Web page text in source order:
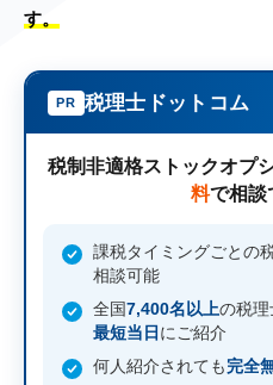
す。
PR 税理士ドットコム
税制非適格ストックオプ
料で相談
課税タイミングごとの
相談可能
全国7,400名以上の税理
最短当日 にご紹介
何人紹介されても 完全